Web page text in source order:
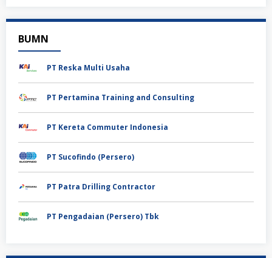
BUMN
PT Reska Multi Usaha
PT Pertamina Training and Consulting
PT Kereta Commuter Indonesia
PT Sucofindo (Persero)
PT Patra Drilling Contractor
PT Pengadaian (Persero) Tbk